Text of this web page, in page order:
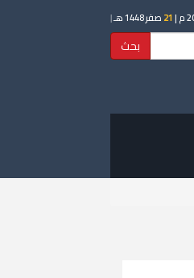
21 صفر 1448 هـ |
بحث